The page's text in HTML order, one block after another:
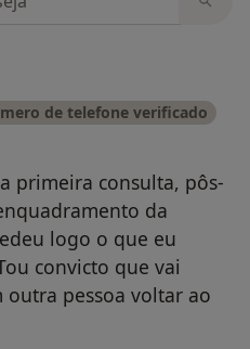
de telefone verificado
primeira consulta, pôs-
da
logo o que eu
convicto que vai
pessoa voltar ao